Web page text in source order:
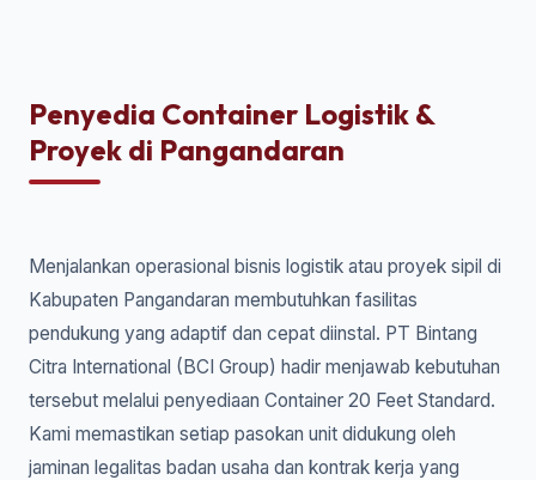
Penyedia Container Logistik &
Proyek di Pangandaran
Menjalankan operasional bisnis logistik atau proyek sipil di
Kabupaten Pangandaran membutuhkan fasilitas
pendukung yang adaptif dan cepat diinstal. PT Bintang
Citra International (BCI Group) hadir menjawab kebutuhan
tersebut melalui penyediaan Container 20 Feet Standard.
Kami memastikan setiap pasokan unit didukung oleh
jaminan legalitas badan usaha dan kontrak kerja yang